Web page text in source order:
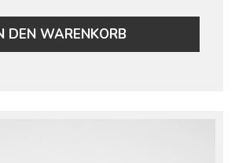
DEN WARENKORB